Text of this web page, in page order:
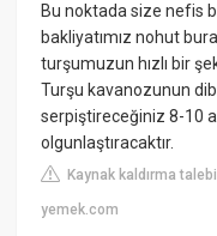
Bu noktada size nefis
bakliyatımız nohut
turşumuzun hızlı bir
Turşu kavanozunun
serpiştireceğiniz 8-10
olgunlaştıracaktır.
Kaynak kaldırma talebi
yemek.com